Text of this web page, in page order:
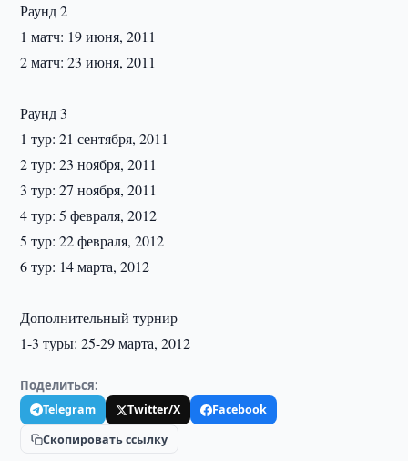
Раунд 2
1 матч: 19 июня, 2011
2 матч: 23 июня, 2011
Раунд 3
1 тур: 21 сентября, 2011
2 тур: 23 ноября, 2011
3 тур: 27 ноября, 2011
4 тур: 5 февраля, 2012
5 тур: 22 февраля, 2012
6 тур: 14 марта, 2012
Дополнительный турнир
1-3 туры: 25-29 марта, 2012
Поделиться:
Telegram Twitter/X
Facebook
Скопировать ссылку